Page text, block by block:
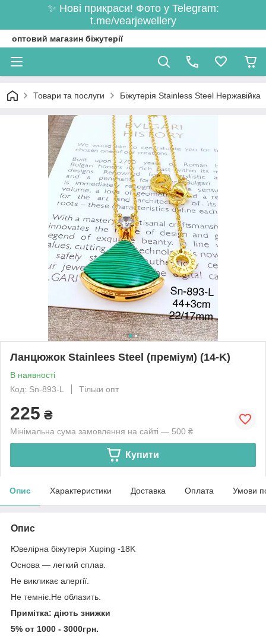
✨ Нові прикраси! Фото у Telegram:
t.me/vearjewellery
оптовий магазин біжутерії
Товари та послуги Біжутерія Stainless Steel Нержавійка
Ланцюжок Stainlees Steel (преміум) (14-K)
В наявності
Код: Sn-893-L
Тільки опт
225 ₴
Мінімальна сума замовлення на сайті — 500 ₴
Купити
Опис Характеристики Доставка Оплата Умови
Опис
Ювелірна біжутерія Xuping -18K
Основа — легкий сплав.
Не викликає алергії.
Не темніє.Не облазить.
Примітка: діють знижки
5% от 1000 - 3000грн.